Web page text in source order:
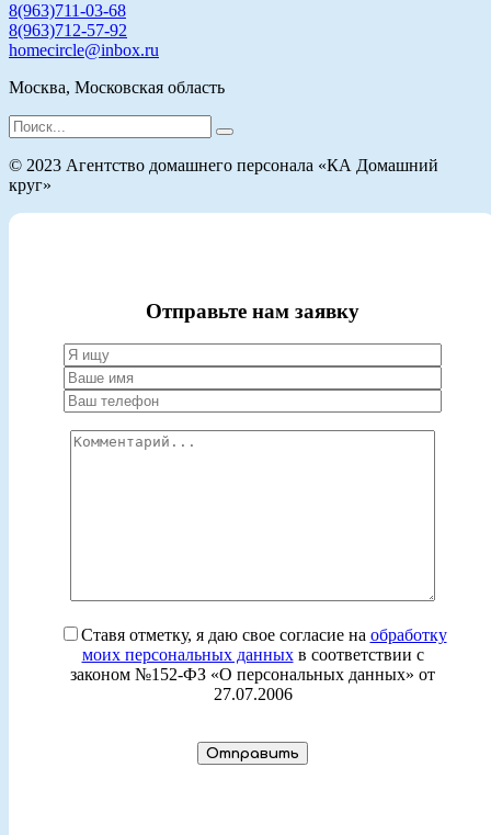
8(963)711-03-68
8(963)712-57-92
homecircle@inbox.ru
Москва, Московская область
Search
for:
© 2023 Агентство домашнего персонала «КА Домашний
круг»
Отправьте нам заявку
Ставя отметку, я даю свое согласие на обработку
моих персональных данныхв соответствии с
законом №152-ФЗ «О персональных данных» от
27.07.2006